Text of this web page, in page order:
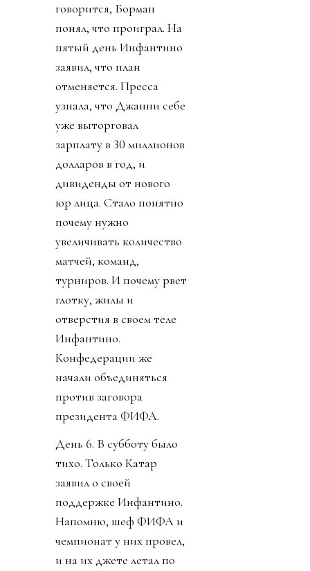
говорится, Борман
понял, что проиграл. На
пятый день Инфантино
заявил, что план
отменяется. Пресса
узнала, что Джанни себе
уже выторговал
зарплату в 30 миллионов
долларов в год, и
дивиденды от нового
юр лица. Стало понятно
почему нужно
увеличивать количество
матчей, команд,
турниров. И почему рвет
глотку, жилы и
отверстия в своем теле
Инфантино.
Конфедерации же
начали объединяться
против заговора
президента ФИФА.
День 6. В субботу было
тихо. Только Катар
заявил о своей
поддержке Инфантино.
Напомню, шеф ФИФА и
чемпионат у них провел,
и на их джете летал по